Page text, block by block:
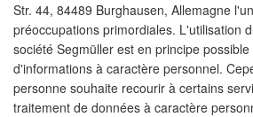
Str. 44, 84489 Burghausen, Allemagne
préoccupations primordiales. L'utilisation
société Segmüller est en principe
d'informations à caractère personnel.
personne souhaite recourir à certains
traitement de données à caractère